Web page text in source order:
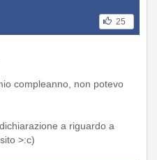
25
compleanno, non potevo
a riguardo a
>:c)